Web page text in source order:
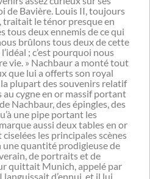
de Bavière. Louis II, toujours
traitait le ténor presque en
tous deux ennemis de ce qui
brûlons tous deux de cette
; c’est pourquoi nous
vie. » Nachbaur a monté tout
que lui a offerts son royal
plupart des souvenirs relatif
au cygne en or massif portant
Nachbaur, des épingles, des
une pipe portant les
aussi deux tables en or
les principales scènes
une quantité prodigieuse de
de portraits et de
quittait Munich, appelé par
d’ennui, et il lui